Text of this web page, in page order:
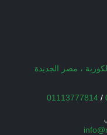
/
01113777814